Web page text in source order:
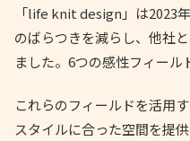
「life knit design」は2023
のばらつきを減らし、他社
ました。6つの感性フィール
これらのフィールドを活用
スタイルに合った空間を提